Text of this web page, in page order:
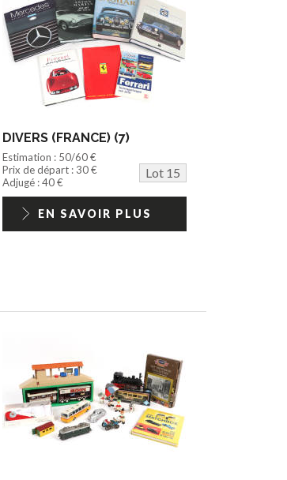
DIVERS (FRANCE) (7)
Estimation : 50/60 €
Prix de départ : 30 €
Lot 15
Adjugé : 40 €
EN SAVOIR PLUS